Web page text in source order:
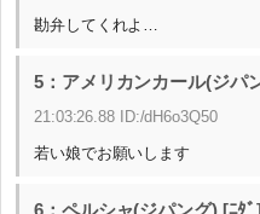
勘弁してくれよ…
5：アメリカンカール(ジパ
21:03:26.88 ID:/dH6o3Q50
若い娘でお願いします